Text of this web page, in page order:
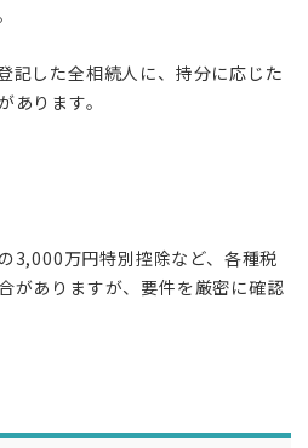
記した全相続人に、持分に応じた
あります。
3,000万円特別控除など、各種税
がありますが、要件を厳密に確認